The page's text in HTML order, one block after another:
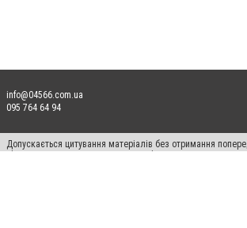
info@04566.com.ua
095 764 64 94
Допускається цитування матеріалів без отримання
відкритого для пошукових систем гіперпосилання на